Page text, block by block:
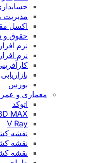
مدیریت
اکسل
حقوق و
نرم
نرم
بازاریابی
بورس
معماری و
اتوکد
MAX
V Ray
نقشه
نقشه
نقشه